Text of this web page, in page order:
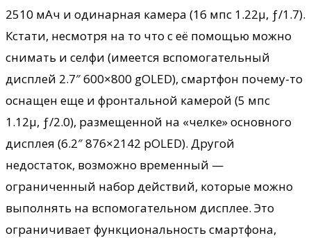
2510 мАч и одинарная камера (16 мпс 1.22µ, ƒ/1.7).
Кстати, несмотря на то что с её помощью можно
снимать и селфи (имеется вспомогательный
дисплей 2.7″ 600×800 gOLED), смартфон почему-то
оснащен еще и фронтальной камерой (5 мпс
1.12µ, ƒ/2.0), размещенной на «челке» основного
дисплея (6.2″ 876×2142 pOLED). Другой
недостаток, возможно временный —
ограниченный набор действий, которые можно
выполнять на вспомогательном дисплее. Это
ограничивает функциональность смартфона,